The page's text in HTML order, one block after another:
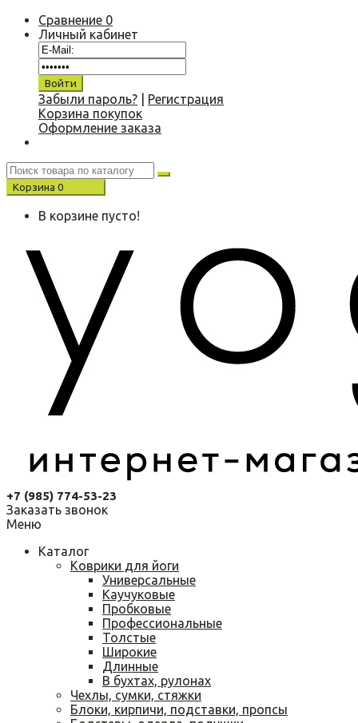
Сравнение 0
Личный кабинет
Забыли пароль?
Регистрация
Корзина покупок
Оформление заказа
Корзина 0
В корзине пусто!
+7 (985) 774-53-23
Заказать звонок
Меню
Каталог
Коврики для йоги
Универсальные
Каучуковые
Пробковые
Профессиональные
Толстые
Широкие
Длинные
В бухтах, рулонах
Чехлы, сумки, стяжки
Блоки, кирпичи, подставки, пропсы